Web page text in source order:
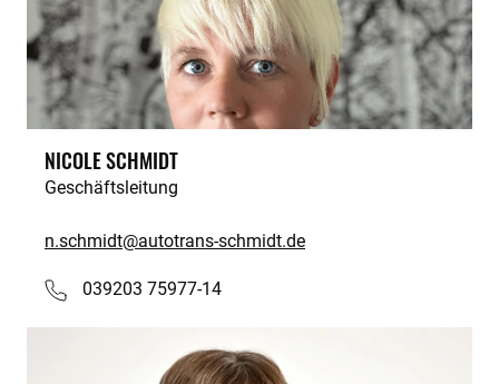
NICOLE SCHMIDT
Geschäftsleitung
n.schmidt@autotrans-schmidt.de
039203 75977-14